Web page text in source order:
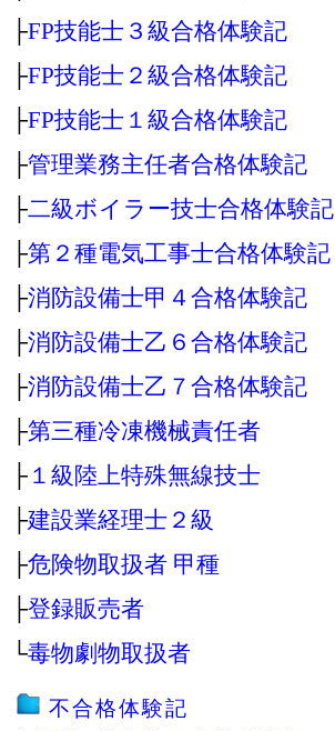
├FP技能士３級合格体験記
├FP技能士２級合格体験記
├FP技能士１級合格体験記
├管理業務主任者合格体験記
├二級ボイラー技士合格体験記
├第２種電気工事士合格体験記
├消防設備士甲４合格体験記
├消防設備士乙６合格体験記
├消防設備士乙７合格体験記
├第三種冷凍機械責任者
├ １級陸上特殊無線技士
├建設業経理士２級
├危険物取扱者 甲種
├登録販売者
└毒物劇物取扱者
不合格体験記